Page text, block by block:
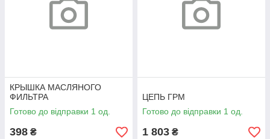
КРЫШКА МАСЛЯНОГО
ФИЛЬТРА
Готово до відправки 1 од.
398 ₴
ЦЕПЬ ГРМ
Готово до відправки 1 од.
1 803 ₴